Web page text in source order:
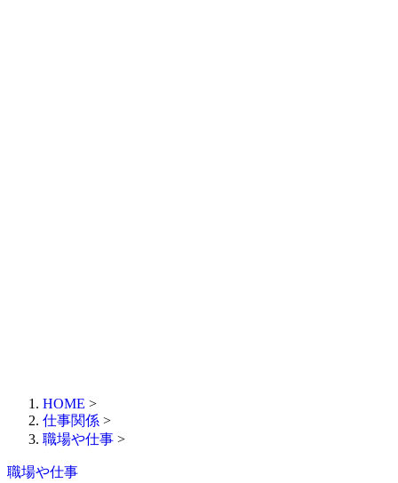
HOME >
仕事関係 >
職場や仕事 >
職場や仕事